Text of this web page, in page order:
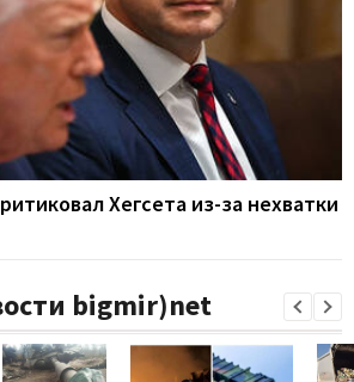
Хегсета из-за нехватки
bigmir)net